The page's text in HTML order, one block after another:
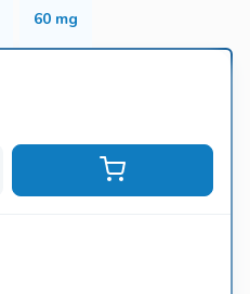
60 mg